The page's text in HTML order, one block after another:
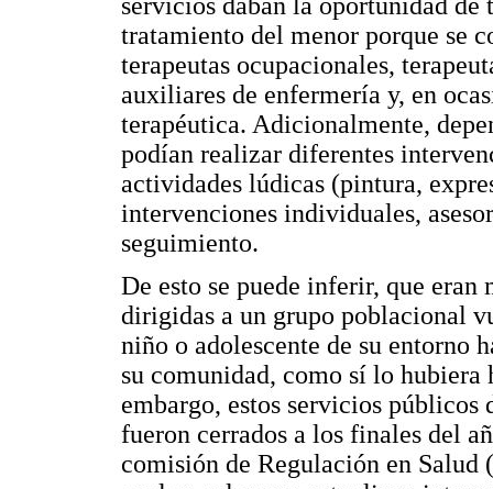
tratamiento del menor porque se
terapeutas ocupacionales,
auxiliares de enfermería y, en
terapéutica. Adicionalmente,
podían realizar diferentes
actividades lúdicas (pintura,
intervenciones individuales,
seguimiento.
De esto se puede inferir, que
dirigidas a un grupo poblacional
niño o adolescente de su entorno
su comunidad, como sí lo
embargo, estos servicios públicos
fueron cerrados a los finales del
comisión de Regulación en